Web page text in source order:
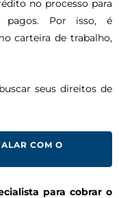
no processo para
pagos. Por isso, é
carteira de trabalho,
seus direitos de
COM O
para cobrar o